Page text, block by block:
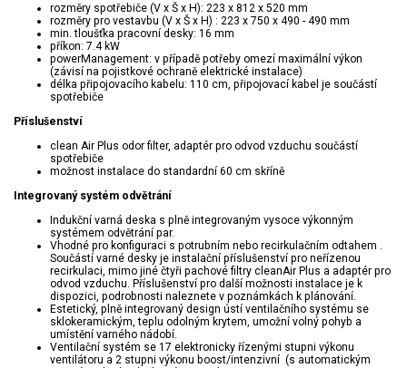
rozměry spotřebiče (V x Š x H): 223 x 812 x 520 mm
rozměry pro vestavbu (V x Š x H) : 223 x 750 x 490 - 490 mm
min. tloušťka pracovní desky: 16 mm
příkon: 7.4 kW
powerManagement: v případě potřeby omezí maximální výkon
(závisí na pojistkové ochraně elektrické instalace)
délka připojovacího kabelu: 110 cm, připojovací kabel je součástí
spotřebiče
Příslušenství
clean Air Plus odor filter, adaptér pro odvod vzduchu součástí
spotřebiče
možnost instalace do standardní 60 cm skříně
Integrovaný systém odvětrání
Indukční varná deska s plně integrovaným vysoce výkonným
systémem odvětrání par.
Vhodné pro konfiguraci s potrubním nebo recirkulačním odtahem .
Součástí varné desky je instalační příslušenství pro neřízenou
recirkulaci, mimo jiné čtyři pachové filtry cleanAir Plus a adaptér pro
odvod vzduchu. Příslušenství pro další možnosti instalace je k
dispozici, podrobnosti naleznete v poznámkách k plánování.
Estetický, plně integrovaný design ústí ventilačního systému se
sklokeramickým, teplu odolným krytem, umožní volný pohyb a
umístění varného nádobí.
Ventilační systém se 17 elektronicky řízenými stupni výkonu
ventilátoru a 2 stupni výkonu boost/intenzivní (s automatickým